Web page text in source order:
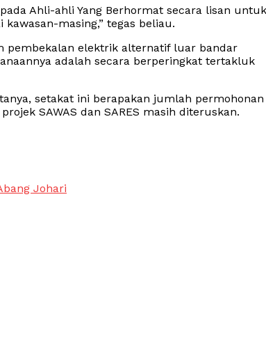
Ahli-ahli Yang Berhormat secara lisan untuk
masing,” tegas beliau.
pembekalan elektrik alternatif luar bandar
adalah secara berperingkat tertakluk
setakat ini berapakan jumlah permohonan
SAWAS dan SARES masih diteruskan.
Johari